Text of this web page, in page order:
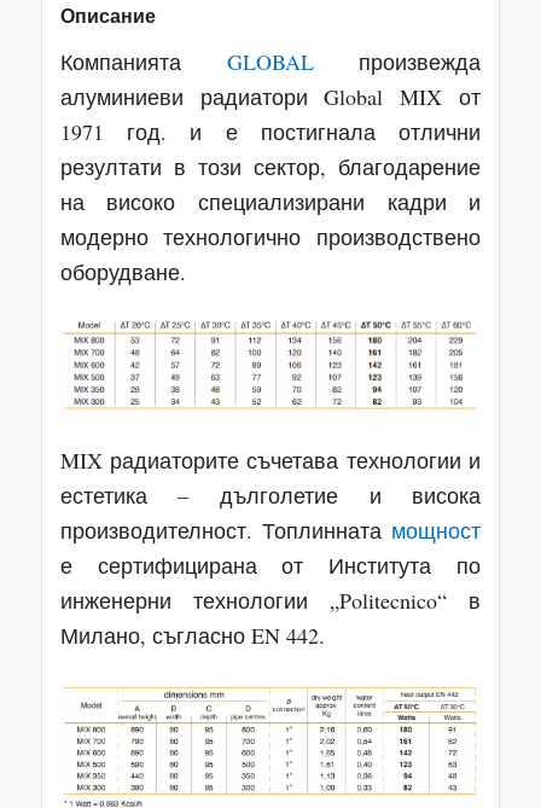
Описание
Компанията GLOBALпроизвежда
алуминиеви радиатори Global MIX от
1971 год. и е постигнала отлични
резултати в този сектор, благодарение
на високо специализирани кадри и
модерно технологично производствено
оборудване.
MIX радиаторите съчетава технологии и
естетика – дълголетие и висока
производителност. Топлинната мощност
е сертифицирана от Института по
инженерни технологии „Politecnico“ в
Милано, съгласно EN 442.